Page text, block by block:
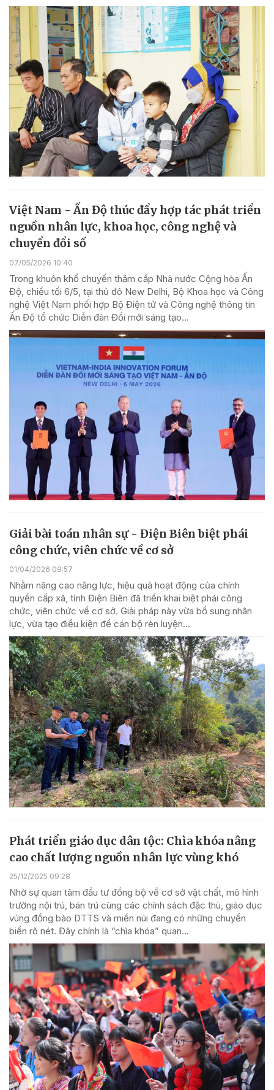
Việt Nam - Ấn Độ thúc đẩy hợp tác phát triển
nguồn nhân lực, khoa học, công nghệ và
chuyển đổi số
07/05/2026 10:40
Trong khuôn khổ chuyến thăm cấp Nhà nước Cộng hòa Ấn
Độ, chiều tối 6/5, tại thủ đô New Delhi, Bộ Khoa học và Công
nghệ Việt Nam phối hợp Bộ Điện tử và Công nghệ thông tin
Ấn Độ tổ chức Diễn đàn Đổi mới sáng tạo...
Giải bài toán nhân sự - Điện Biên biệt phái
công chức, viên chức về cơ sở
01/04/2026 09:57
Nhằm nâng cao năng lực, hiệu quả hoạt động của chính
quyền cấp xã, tỉnh Điện Biên đã triển khai biệt phái công
chức, viên chức về cơ sở. Giải pháp này vừa bổ sung nhân
lực, vừa tạo điều kiện để cán bộ rèn luyện...
Phát triển giáo dục dân tộc: Chìa khóa nâng
cao chất lượng nguồn nhân lực vùng khó
25/12/2025 09:28
Nhờ sự quan tâm đầu tư đồng bộ về cơ sở vật chất, mô hình
trường nội trú, bán trú cùng các chính sách đặc thù, giáo dục
vùng đồng bào DTTS và miền núi đang có những chuyển
biến rõ nét. Đây chính là “chìa khóa” quan...